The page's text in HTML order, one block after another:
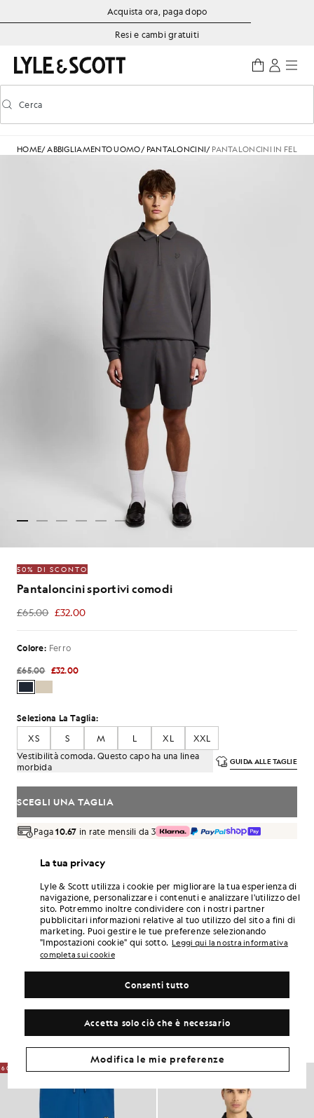
Vai al contenuto principale
Informazioni sull'accessibilitàAcquista ora, paga dopo
Resi e cambi gratuiti
Attiva/disattiva la ricerca predittiva
Cerca
HOME/ABBIGLIAMENTO UOMO/ PANTALONCINI/ PANTALONCINI IN FELPA
50% DI SCONTO
Pantaloncini sportivi comodi
£65.00 £32.00
£32.00
Colore: Ferro
£65.00 £32.00
Seleziona La Taglia:
XS
S M L XL
XXL
Vestibilità comoda. Questo capo ha una linea
morbida
GUIDA ALLE TAGLIE
SCEGLI UNA TAGLIA
Paga10.67 in rate mensili da 3
Consegna a domicilio e punti di ritiro. Resi e cambi gratuiti.
Guadagna il doppio! Con questo acquisto ottieni
punti192.
6 points = 1,00 £
ISCRIVITI
DETTAGLI DEL PRODOTTO
ADATTABILITÀ DEL PRODOTTO
Crea il tuo look
Completa il tuo look con capi raffinati, pensati per dare un tocco di
classe al tuo guardaroba.
60% DI SCONTO
La tua privacy
Lyle & Scott utilizza i cookie per migliorare la tua esperienza di
navigazione, personalizzare i contenuti e analizzare l'utilizzo del
sito. Potremmo inoltre condividere con i nostri partner
pubblicitari informazioni relative al tuo utilizzo del sito a fini di
marketing. Puoi gestire le tue preferenze selezionando
"Impostazioni cookie" qui sotto. Leggi qui la nostra informativa
completa sui cookie
Accetta solo ciò che è necessario
Consenti tutto
Modifica le mie preferenze